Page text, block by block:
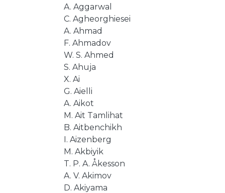
A. Aggarwal
C. Agheorghiesei
A. Ahmad
F. Ahmadov
W. S. Ahmed
S. Ahuja
X. Ai
G. Aielli
A. Aikot
M. Ait Tamlihat
B. Aitbenchikh
I. Aizenberg
M. Akbiyik
T. P. A. Åkesson
A. V. Akimov
D. Akiyama